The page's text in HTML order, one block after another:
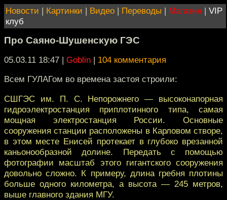
Новости | Картинки | Видео | Переводы | Магазин | VIP
клуб
Про Саяно-Шушенскую ГЭС
05.03.11 18:47 | Goblin | 104 комментария
Всем ГУЛАГом во времена застоя строили:
СШГЭС им. П. С. Непорожнего — высоконапорная
гидроэлектростанция приплотинного типа, самая
мощная электростанция России. Основные
сооружения станции расположены в Карловом створе,
в этом месте Енисей протекает в глубоко врезанной
каньонообразной долине. Передать с помощью
фотографии масштаб этого гигантского сооружения
довольно сложно. К примеру, длина гребня плотины
больше одного километра, а высота — 245 метров,
выше главного здания МГУ.